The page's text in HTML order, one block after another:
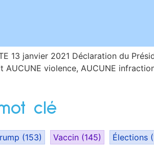
13 janvier 2021 Déclaration du
violence, AUCUNE
clé
(153) Vaccin (145) Élections